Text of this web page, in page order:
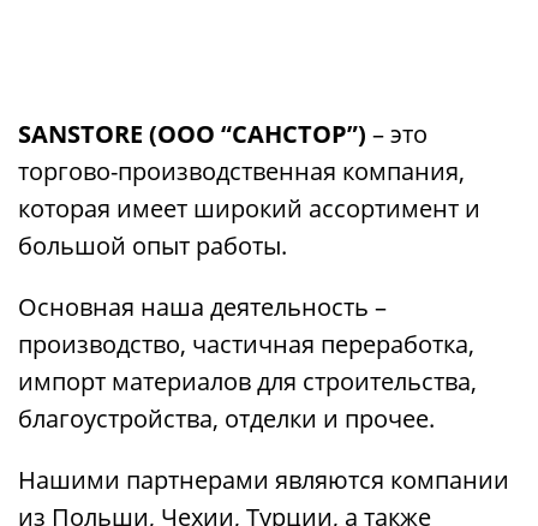
SANSTORE (ООО “САНСТОР”) – это
торгово-производственная компания,
которая имеет широкий ассортимент и
большой опыт работы.
Основная наша деятельность –
производство, частичная переработка,
импорт материалов для строительства,
благоустройства, отделки и прочее.
Нашими партнерами являются компании
из Польши, Чехии, Турции, а также